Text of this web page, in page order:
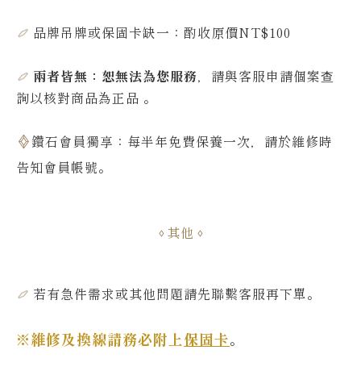
品牌吊牌或保固卡缺一：酌收原價NT$100
兩者皆無：恕無法為您服務，請與客服申請個案查
詢以核對商品為正品 。
鑽石會員獨享：每半年免費保養一次，請於維修時
告知會員帳號。
其他
若有急件需求或其他問題請先聯繫客服再下單。
※維修及換線請務必附上保固卡。